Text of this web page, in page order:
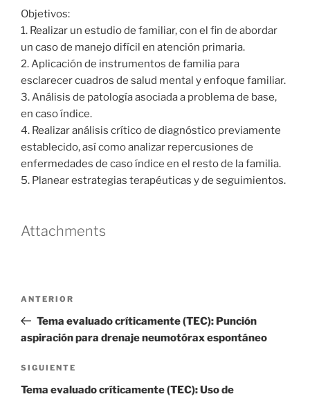
Objetivos:
1. Realizar un estudio de familiar, con el fin de abordar
un caso de manejo difícil en atención primaria.
2. Aplicación de instrumentos de familia para
esclarecer cuadros de salud mental y enfoque familiar.
3. Análisis de patología asociada a problema de base,
en caso índice.
4. Realizar análisis crítico de diagnóstico previamente
establecido, así como analizar repercusiones de
enfermedades de caso índice en el resto de la familia.
5. Planear estrategias terapéuticas y de seguimientos.
Attachments
entradas
Entrada
anterior
ANTERIOR
Tema evaluado críticamente (TEC): Punción
aspiración para drenaje neumotórax espontáneo
Siguiente
entrada
SIGUIENTE
Tema evaluado críticamente (TEC): Uso de